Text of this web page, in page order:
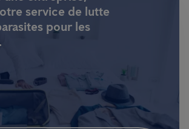
service de lutte
pour les